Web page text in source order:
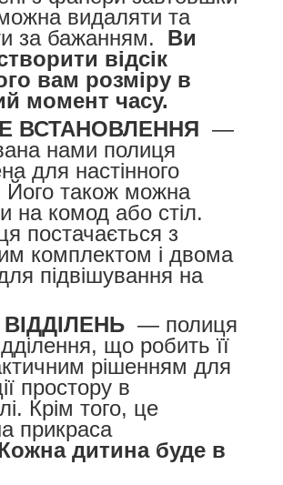
видаляти та
за бажанням. Ви
відсік
вам розміру в
момент часу.
ВСТАНОВЛЕННЯ —
нами полиця
для настінного
Його також можна
на комод або стіл.
постачається з
комплектом і двома
підвішування на
ВІДДІЛЕНЬ — полиця
що робить її
рішенням для
простору в
Крім того, це
прикраса
дитина буде в